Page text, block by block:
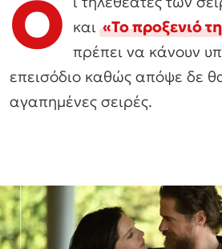
Ο και«Το προξενιό
πρέπει να κάνουν
επεισόδιο καθώς απόψε δε
αγαπημένες σειρές.